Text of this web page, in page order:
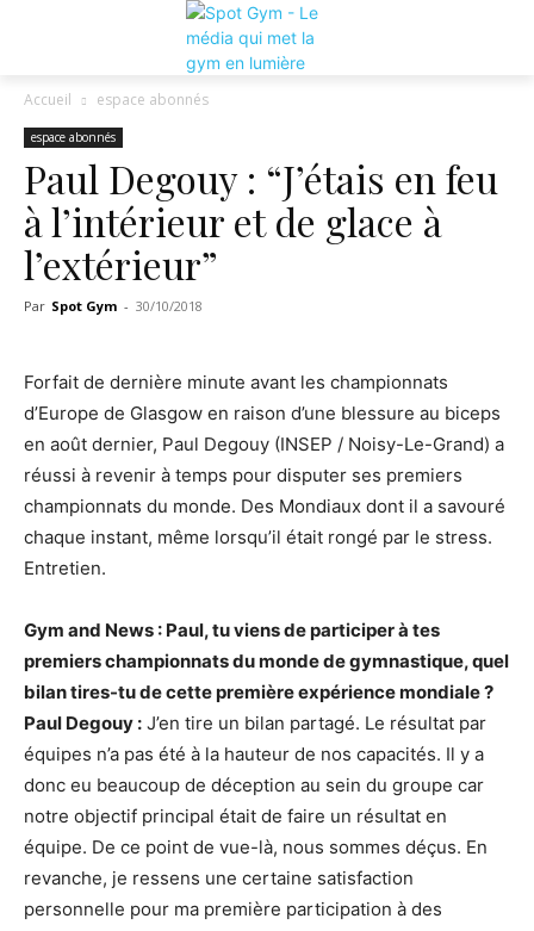
Accueil espace abonnés
espace abonnés
Paul Degouy : “J’étais en feu
à l’intérieur et de glace à
l’extérieur”
Par Spot Gym - 30/10/2018
Forfait de dernière minute avant les championnats
d’Europe de Glasgow en raison d’une blessure au biceps
en août dernier, Paul Degouy (INSEP / Noisy-Le-Grand) a
réussi à revenir à temps pour disputer ses premiers
championnats du monde. Des Mondiaux dont il a savouré
chaque instant, même lorsqu’il était rongé par le stress.
Entretien.
Gym and News : Paul, tu viens de participer à tes
premiers championnats du monde de gymnastique, quel
bilan tires-tu de cette première expérience mondiale ?
Paul Degouy : J’en tire un bilan partagé. Le résultat par
équipes n’a pas été à la hauteur de nos capacités. Il y a
donc eu beaucoup de déception au sein du groupe car
notre objectif principal était de faire un résultat en
équipe. De ce point de vue-là, nous sommes déçus. En
revanche, je ressens une certaine satisfaction
personnelle pour ma première participation à des